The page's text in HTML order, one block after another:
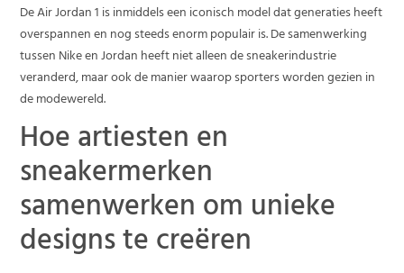
De Air Jordan 1 is inmiddels een iconisch model dat generaties heeft
overspannen en nog steeds enorm populair is. De samenwerking
tussen Nike en Jordan heeft niet alleen de sneakerindustrie
veranderd, maar ook de manier waarop sporters worden gezien in
de modewereld.
Hoe artiesten en
sneakermerken
samenwerken om unieke
designs te creëren